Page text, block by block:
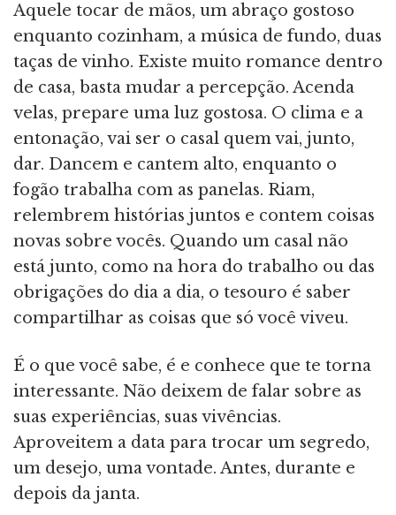
Aquele tocar de mãos, um abraço gostoso
enquanto cozinham, a música de fundo, duas
taças de vinho. Existe muito romance dentro
de casa, basta mudar a percepção. Acenda
velas, prepare uma luz gostosa. O clima e a
entonação, vai ser o casal quem vai, junto,
dar. Dancem e cantem alto, enquanto o
fogão trabalha com as panelas. Riam,
relembrem histórias juntos e contem coisas
novas sobre vocês. Quando um casal não
está junto, como na hora do trabalho ou das
obrigações do dia a dia, o tesouro é saber
compartilhar as coisas que só você viveu.
É o que você sabe, é e conhece que te torna
interessante. Não deixem de falar sobre as
suas experiências, suas vivências.
Aproveitem a data para trocar um segredo,
um desejo, uma vontade. Antes, durante e
depois da janta.